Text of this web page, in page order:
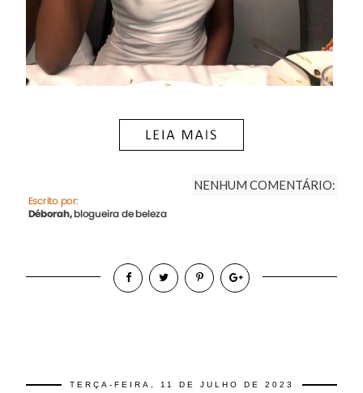
NENHUM COMENTÁRIO:
TERÇA-FEIRA, 11 DE JULHO DE 2023